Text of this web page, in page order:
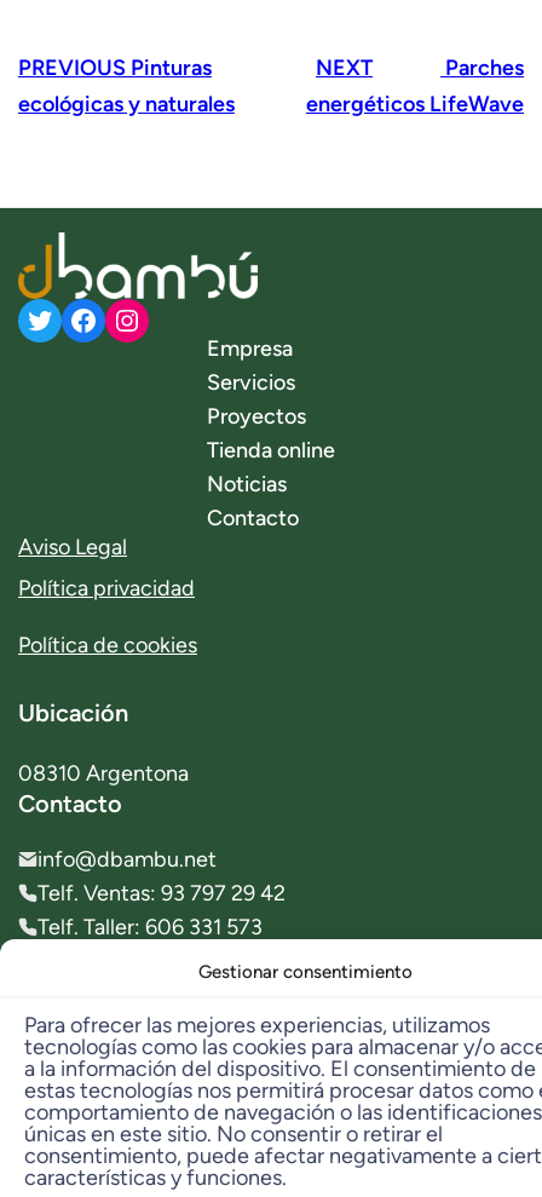
Gestionar consentimiento
Para ofrecer las mejores experiencias, utilizamos
tecnologías como las cookies para almacenar y/o
a la información del dispositivo. El consentimiento de
estas tecnologías nos permitirá procesar datos como
comportamiento de navegación o las identificaciones
únicas en este sitio. No consentir o retirar el
consentimiento, puede afectar negativamente a
características y funciones.
PREVIOUS Pinturas
ecológicas y naturales
NEXT
Parches
energéticos LifeWave
Twitter Facebook Instagram
Empresa
Servicios
Proyectos
Tienda online
Noticias
Contacto
Aviso Legal
Política privacidad
Política de cookies
Ubicación
08310 Argentona
Contacto
info@dbambu.net
Telf. Ventas: 93 797 29 42
Telf. Taller: 606 331 573